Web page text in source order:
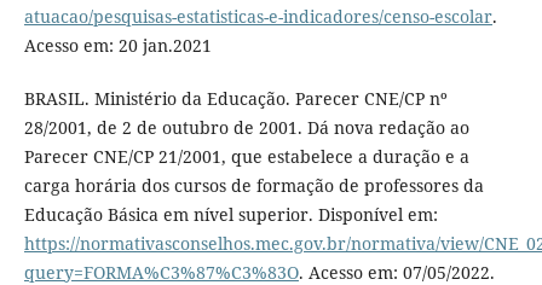
atuacao/pesquisas-estatisticas-e-indicadores/censo-escolar.
Acesso em: 20 jan.2021
BRASIL. Ministério da Educação. Parecer CNE/CP nº
28/2001, de 2 de outubro de 2001. Dá nova redação ao
Parecer CNE/CP 21/2001, que estabelece a duração e a
carga horária dos cursos de formação de professores da
Educação Básica em nível superior. Disponível em:
https://normativasconselhos.mec.gov.br/normativa/view/
query=FORMA%C3%87%C3%83O. Acesso em: 07/05/2022.